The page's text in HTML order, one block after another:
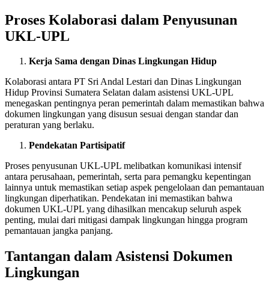
Proses Kolaborasi dalam Penyusunan
UKL-UPL
Kerja Sama dengan Dinas Lingkungan Hidup
Kolaborasi antara PT Sri Andal Lestari dan Dinas Lingkungan
Hidup Provinsi Sumatera Selatan dalam asistensi UKL-UPL
menegaskan pentingnya peran pemerintah dalam memastikan bahwa
dokumen lingkungan yang disusun sesuai dengan standar dan
peraturan yang berlaku.
Pendekatan Partisipatif
Proses penyusunan UKL-UPL melibatkan komunikasi intensif
antara perusahaan, pemerintah, serta para pemangku kepentingan
lainnya untuk memastikan setiap aspek pengelolaan dan pemantauan
lingkungan diperhatikan. Pendekatan ini memastikan bahwa
dokumen UKL-UPL yang dihasilkan mencakup seluruh aspek
penting, mulai dari mitigasi dampak lingkungan hingga program
pemantauan jangka panjang.
Tantangan dalam Asistensi Dokumen
Lingkungan